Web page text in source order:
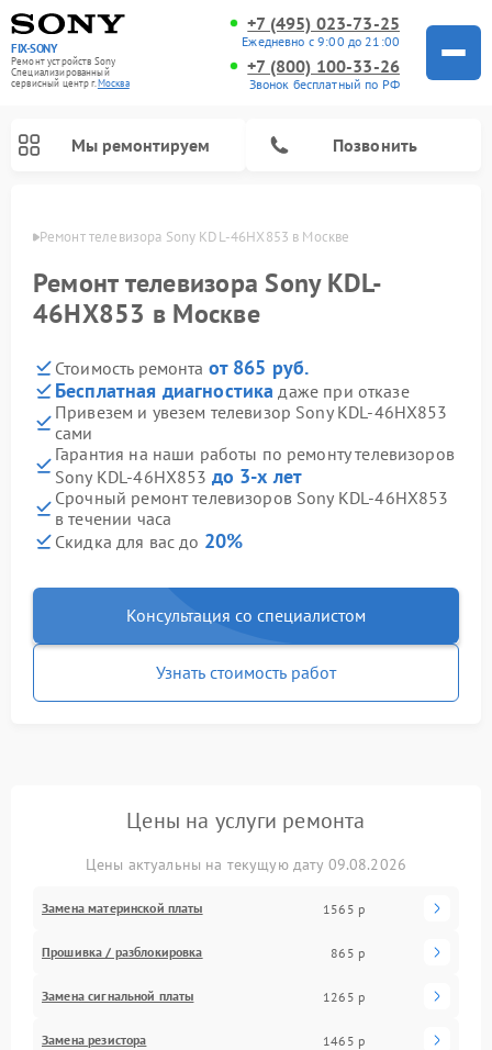
FIX-SONY
Ремонт устройств Sony
Специализированный
cервисный центр г.Москва
+7 (495) 023-73-25
Ежедневно с 9:00 до 21:00
+7 (800) 100-33-26
Звонок бесплатный по РФ
Мы ремонтируем Позвонить
Ремонт телевизора Sony KDL-46HX853 в Москве
Ремонт телевизора Sony KDL-
46HX853 в Москве
Стоимость ремонта от 865 руб.
Бесплатная диагностика даже при отказе
Привезем и увезем телевизор Sony KDL-46HX853
сами
Гарантия на наши работы по ремонту телевизоров
Sony KDL-46HX853 до 3-х лет
Срочный ремонт телевизоров Sony KDL-46HX853
в течении часа
Скидка для вас до 20%
Консультация со специалистом
Узнать стоимость работ
Цены на услуги ремонта
Цены актуальны на текущую дату 09.08.2026
Замена материнской платы 1565 р
Прошивка / разблокировка 865 р
Замена сигнальной платы 1265 р
Замена резистора 1465 р